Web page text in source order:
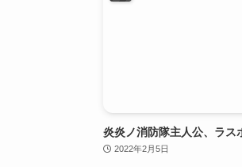
炎炎ノ消防隊主人公、ラス
2022年2月5日